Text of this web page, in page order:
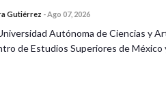
Gutiérrez - Ago 07, 2026
Autónoma de Ciencias y
de Estudios Superiores de